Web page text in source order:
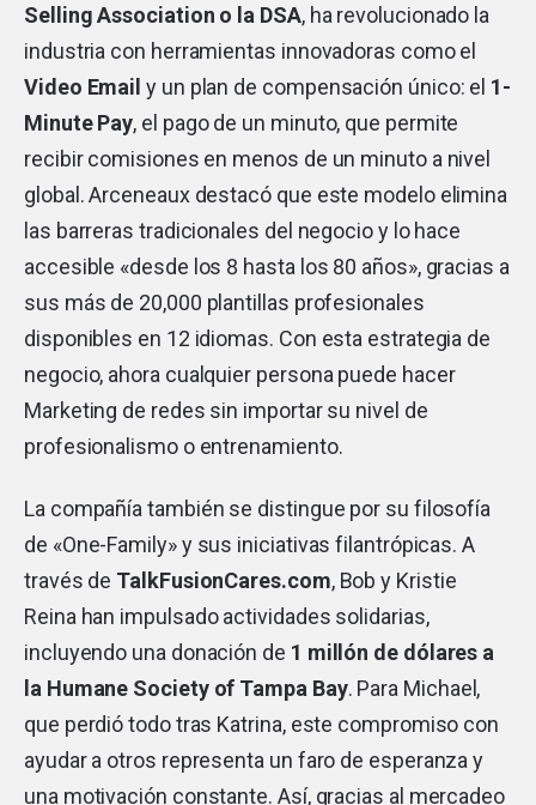
Selling Association o la DSA, ha revolucionado la
industria con herramientas innovadoras como el
Video Email y un plan de compensación único: el 1-
Minute Pay, el pago de un minuto, que permite
recibir comisiones en menos de un minuto a nivel
global. Arceneaux destacó que este modelo elimina
las barreras tradicionales del negocio y lo hace
accesible «desde los 8 hasta los 80 años», gracias a
sus más de 20,000 plantillas profesionales
disponibles en 12 idiomas. Con esta estrategia de
negocio, ahora cualquier persona puede hacer
Marketing de redes sin importar su nivel de
profesionalismo o entrenamiento.
La compañía también se distingue por su filosofía
de «One-Family» y sus iniciativas filantrópicas. A
través de TalkFusionCares.com, Bob y Kristie
Reina han impulsado actividades solidarias,
incluyendo una donación de 1 millón de dólares a
la Humane Society of Tampa Bay. Para Michael,
que perdió todo tras Katrina, este compromiso con
ayudar a otros representa un faro de esperanza y
una motivación constante. Así, gracias al mercadeo